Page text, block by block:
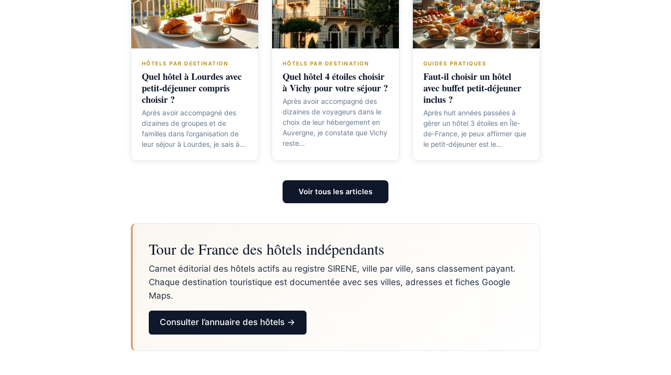
HÔTELS PAR DESTINATION
Quel hôtel à Lourdes avec
petit-déjeuner compris
choisir ?
Après avoir accompagné des
dizaines de groupes et de
familles dans l’organisation de
leur séjour à Lourdes, je sais à…
HÔTELS PAR DESTINATION
Quel hôtel 4 étoiles choisir
à Vichy pour votre séjour ?
Après avoir accompagné des
dizaines de voyageurs dans le
choix de leur hébergement en
Auvergne, je constate que Vichy
reste…
GUIDES PRATIQUES
Faut-il choisir un hôtel
avec buffet petit-déjeuner
inclus ?
Après huit années passées à
gérer un hôtel 3 étoiles en Île-
de-France, je peux affirmer que
le petit-déjeuner est le…
Voir tous les articles
Tour de France des hôtels indépendants
Carnet éditorial des hôtels actifs au registre SIRENE, ville par ville, sans classement payant.
Chaque destination touristique est documentée avec ses villes, adresses et fiches Google
Maps.
Consulter l’annuaire des hôtels →